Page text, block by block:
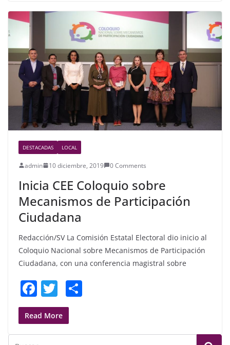
b
o
k
DESTACADAS LOCAL
admin 10 diciembre, 2019 0 Comments
Inicia CEE Coloquio sobre
Mecanismos de Participación
Ciudadana
Redacción/SV La Comisión Estatal Electoral dio inicio al
Coloquio Nacional sobre Mecanismos de Participación
Ciudadana, con una conferencia magistral sobre
F
a
c
e
T
w
itt
er e
Read More